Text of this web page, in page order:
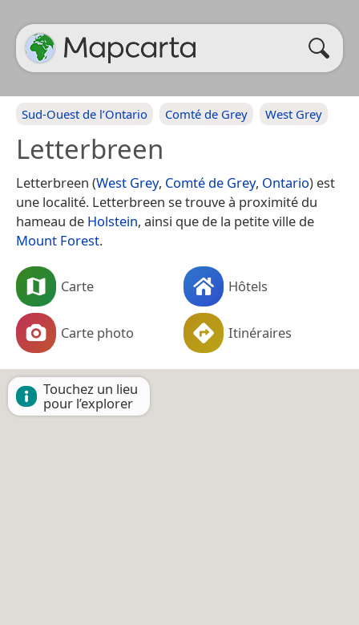
Sud-Ouest de l’Ontario Comté de Grey West Grey
Letterbreen
Letterbreen (West Grey, Comté de Grey, Ontario) est
une localité. Letterbreen se trouve à proximité du
hameau de Holstein, ainsi que de la petite ville de
Mount Forest.
Carte Hôtels
Carte photo Itinéraires
Touchez un lieu
pour l’explorer